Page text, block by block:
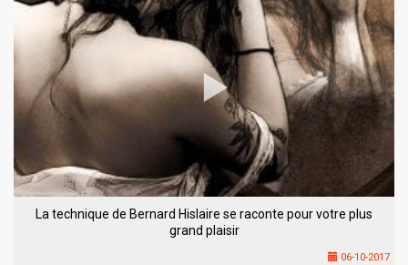
La technique de Bernard Hislaire se raconte pour votre plus
grand plaisir
06-10-2017